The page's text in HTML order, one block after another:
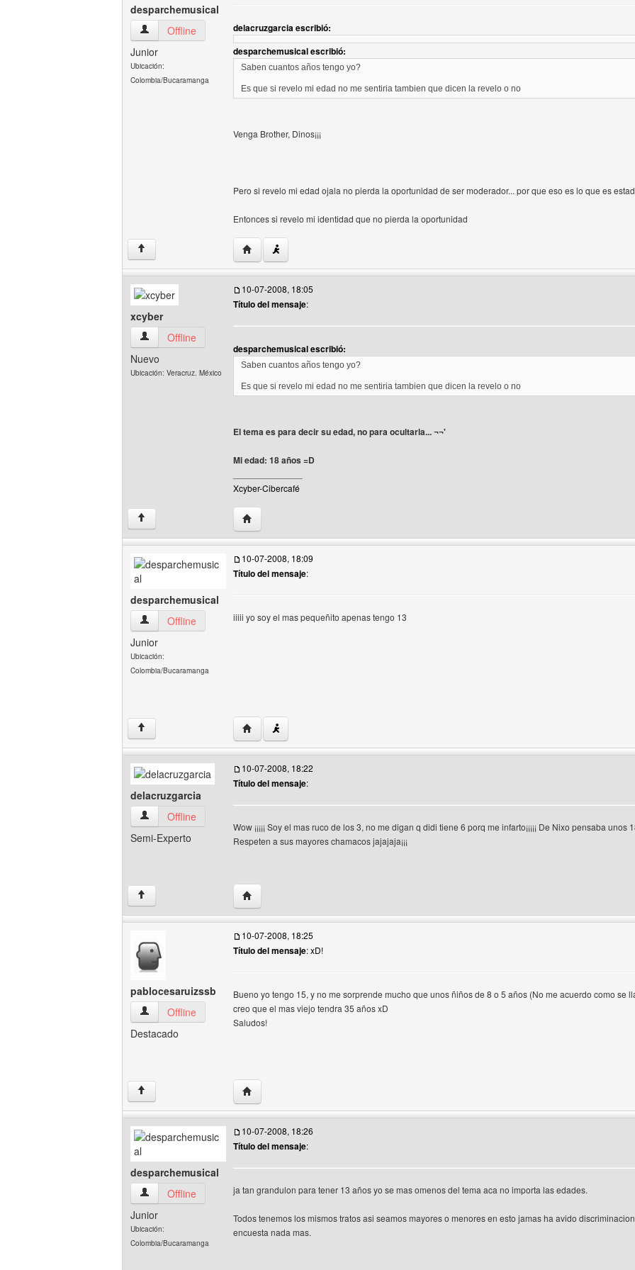
desparchemusical
desparchemusical Ver perfil del usuario
Offline
Junior
Ubicación:
Colombia/Bucaramanga
delacruzgarcia escribió:
desparchemusical escribió:
Saben cuantos años tengo yo?
Es que si revelo mi edad no me sentiria tambien que dicen la revelo o no
Venga Brother, Dinos¡¡¡
Pero si revelo mi edad ojala no pierda la oportunidad de ser moderador... por que eso es lo que es
Entonces si revelo mi identidad que no pierda la oportunidad
↑ Visitar sitio web del autor: desparchemusical
xcyber
xcyber Ver perfil del usuario
Offline
Nuevo
Ubicación: Veracruz. México
10-07-2008, 18:05
Título del mensaje:
desparchemusical escribió:
Saben cuantos años tengo yo?
Es que si revelo mi edad no me sentiria tambien que dicen la revelo o no
El tema es para decir su edad, no para ocultarla... ¬¬'
Mi edad: 18 años =D
Xcyber-Cibercafé
↑ Visitar sitio web del autor: xcyber
desparchemusical
desparchemusical Ver perfil del usuario
Offline
Junior
Ubicación:
Colombia/Bucaramanga
10-07-2008, 18:09
Título del mensaje:
iiiii yo soy el mas pequeñito apenas tengo 13
↑ Visitar sitio web del autor: desparchemusical
delacruzgarcia
delacruzgarcia Ver perfil del usuario
Offline
Semi-Experto
10-07-2008, 18:22
Título del mensaje:
Wow ¡¡¡¡¡ Soy el mas ruco de los 3, no me digan q didi tiene 6 porq me infarto¡¡¡¡¡ De Nixo pensaba unos
Respeten a sus mayores chamacos jajajaja¡¡¡
↑ Visitar sitio web del autor: delacruzgarcia
pablocesaruizssb
pablocesaruizssb Ver perfil del usuario
Offline
Destacado
10-07-2008, 18:25
Título del mensaje: xD!
Bueno yo tengo 15, y no me sorprende mucho que unos ñiños de 8 o 5 años (No me acuerdo como se
creo que el mas viejo tendra 35 años xD
Saludos!
↑ Visitar sitio web del autor: pablocesaruizssb
desparchemusical
desparchemusical Ver perfil del usuario
Offline
Junior
Ubicación:
Colombia/Bucaramanga
10-07-2008, 18:26
Título del mensaje:
ja tan grandulon para tener 13 años yo se mas omenos del tema aca no importa las edades.
Todos tenemos los mismos tratos asi seamos mayores o menores en esto jamas ha avido
encuesta nada mas.